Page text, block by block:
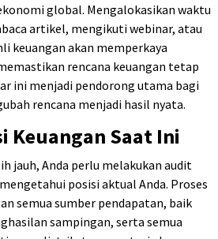
global. Mengalokasikan waktu
artikel, mengikuti webinar, atau
keuangan akan memperkaya
rencana keuangan tetap
ini menjadi pendorong utama bagi
rencana menjadi hasil nyata.
Keuangan Saat Ini
jauh, Anda perlu melakukan audit
posisi aktual Anda. Proses
semua sumber pendapatan, baik
sampingan, serta semua